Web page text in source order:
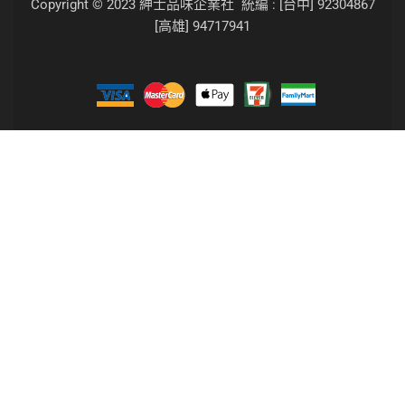
Copyright © 2023 紳士品味企業社 統編 : [台中] 92304867
[高雄] 94717941